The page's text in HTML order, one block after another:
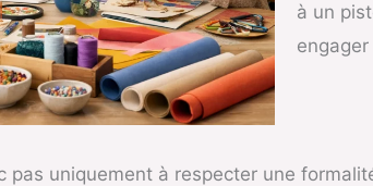
à un
uniquement à respecter une